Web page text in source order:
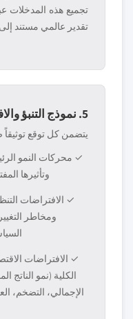
تجميع هذه المدخلات
تقدير عالمي مستند
5. نموذج التنبؤ والافتراضات الرئيسية
يتضمن كل توقع توثيقاً
✓ محركات النمو
وتأثيرها
✓ الافتراضات
ومخاطر
✓ الافتراضات
الكلية (نمو الناتج
الإجمالي، التضخم،